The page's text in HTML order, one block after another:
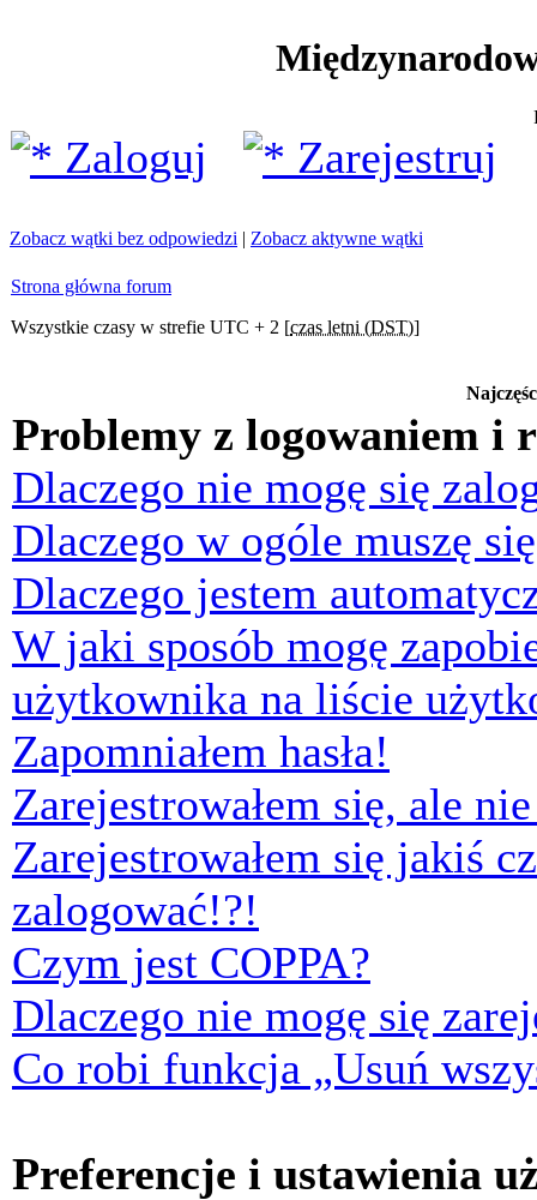
Zaloguj Zarejestruj
Zobacz wątki bez odpowiedzi | Zobacz aktywne wątki
Strona główna forum
Wszystkie czasy w strefie UTC + 2 [czas letni (DST)]
Problemy z logowaniem i
Dlaczego nie mogę się
Dlaczego w ogóle muszę
Dlaczego jestem
W jaki sposób mogę
użytkownika na liście
Zapomniałem hasła!
Zarejestrowałem się, ale
Zarejestrowałem się jakiś
zalogować!?!
Czym jest COPPA?
Dlaczego nie mogę się
Co robi funkcja „Usuń
Preferencje i ustawienia